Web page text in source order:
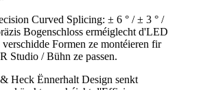
Curved Splicing: ± 6 ° / ± 3 ° /
Bogenschloss erméiglecht d'LED
verschidde Formen ze montéieren fir
Studio / Bühn ze passen.
Heck Ënnerhalt Design senkt